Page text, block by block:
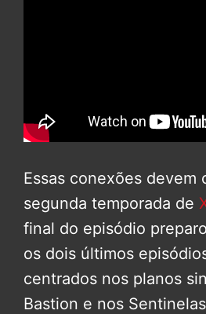
Essas conexões devem
segunda temporada de
final do episódio
os dois últimos
centrados nos planos
Bastion e nos